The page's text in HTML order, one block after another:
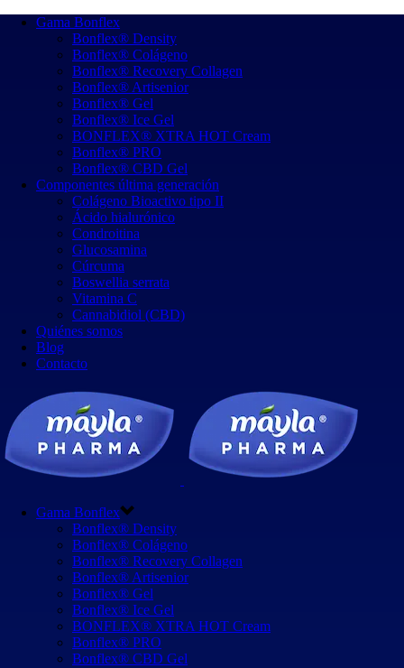
Gama Bonflex
Bonflex® Density
Bonflex® Colágeno
Bonflex® Recovery Collagen
Bonflex® Artisenior
Bonflex® Gel
Bonflex® Ice Gel
BONFLEX® XTRA HOT Cream
Bonflex® PRO
Bonflex® CBD Gel
Componentes última generación
Colágeno Bioactivo tipo II
Ácido hialurónico
Condroitina
Glucosamina
Cúrcuma
Boswellia serrata
Vitamina C
Cannabidiol (CBD)
Quiénes somos
Blog
Contacto
Gama Bonflex
Bonflex® Density
Bonflex® Colágeno
Bonflex® Recovery Collagen
Bonflex® Artisenior
Bonflex® Gel
Bonflex® Ice Gel
BONFLEX® XTRA HOT Cream
Bonflex® PRO
Bonflex® CBD Gel